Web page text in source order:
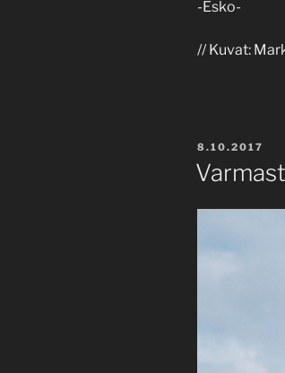
-Esko-
// Kuvat:
POSTED
ON
8.10.2017